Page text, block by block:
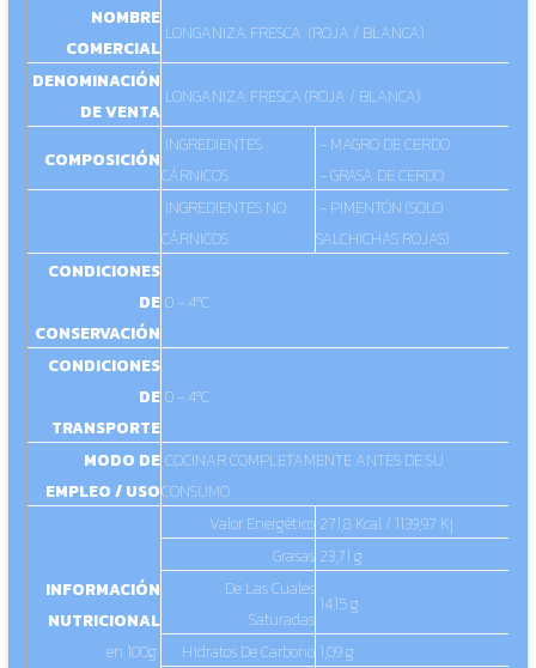
NOMBRE
COMERCIAL
LONGANIZA FRESCA (ROJA / BLANCA)
DENOMINACIÓN
DE VENTA
LONGANIZA FRESCA (ROJA / BLANCA)
COMPOSICIÓN
INGREDIENTES
CÁRNICOS
- MAGRO DE CERDO
- GRASA DE CERDO
INGREDIENTES NO
CÁRNICOS
- PIMENTÓN (SOLO
SALCHICHAS ROJAS)
CONDICIONES
DE
CONSERVACIÓN
0 - 4ºC
CONDICIONES
DE
TRANSPORTE
0 - 4ºC
MODO DE
EMPLEO / USO
COCINAR COMPLETAMENTE ANTES DE SU
CONSUMO
INFORMACIÓN
NUTRICIONAL
en 100g
Valor Energético 271,8 Kcal / 1139,97 Kj
Grasas 23,71 g
De Las Cuales
Saturadas
14,15 g
Hidratos De Carbono 1,09 g